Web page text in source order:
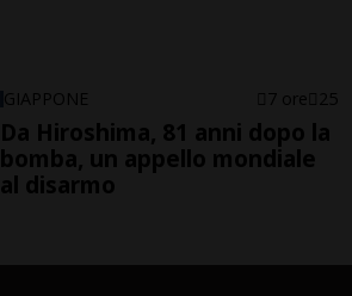
GIAPPONE 7 ore 25
Da Hiroshima, 81 anni dopo la
bomba, un appello mondiale
al disarmo